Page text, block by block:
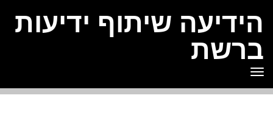
הידיעה שיתוף ידיעות
ברשת
תפריט